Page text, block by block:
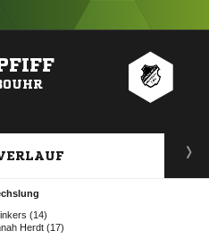

 